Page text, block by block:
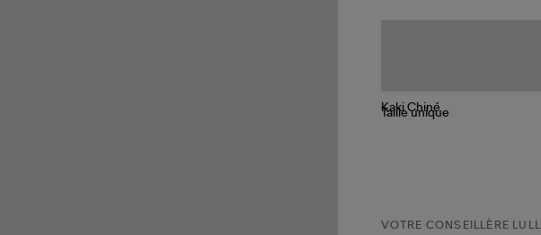
Tailleunique
VOTRE CONSEILLÈRE LULLI